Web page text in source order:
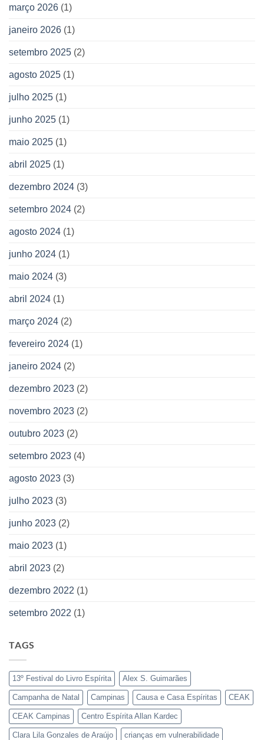
março 2026 (1)
janeiro 2026 (1)
setembro 2025 (2)
agosto 2025 (1)
julho 2025 (1)
junho 2025 (1)
maio 2025 (1)
abril 2025 (1)
dezembro 2024 (3)
setembro 2024 (2)
agosto 2024 (1)
junho 2024 (1)
maio 2024 (3)
abril 2024 (1)
março 2024 (2)
fevereiro 2024 (1)
janeiro 2024 (2)
dezembro 2023 (2)
novembro 2023 (2)
outubro 2023 (2)
setembro 2023 (4)
agosto 2023 (3)
julho 2023 (3)
junho 2023 (2)
maio 2023 (1)
abril 2023 (2)
dezembro 2022 (1)
setembro 2022 (1)
TAGS
13º Festival do Livro Espírita Alex S. Guimarães
Campanha de Natal Campinas Causa e Casa Espíritas CEAK
CEAK Campinas Centro Espírita Allan Kardec
Clara Lila Gonzales de Araújo crianças em vulnerabilidade